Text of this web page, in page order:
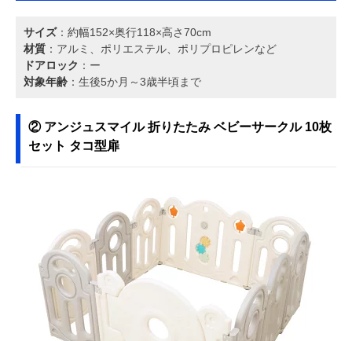
サイズ：約幅152×奥行118×高さ70cm
材質 ：アルミ、ポリエステル、ポリプロピレンなど
ドアロック ：ー
対象年齢 ：生後5か月～3歳半頃まで
② アンジュスマイル 折りたたみ ベビーサークル 10枚
セット タコ型扉